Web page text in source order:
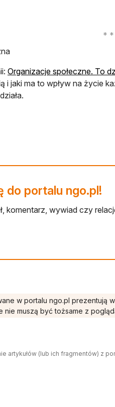
w nowej karcie
Organizacje społeczne. To
i jaki ma to wpływ na życie
do portalu ngo.pl!
komentarz, wywiad czy
w portalu ngo.pl prezentują
nie muszą być tożsame z
artykułów (lub ich fragmentów) z